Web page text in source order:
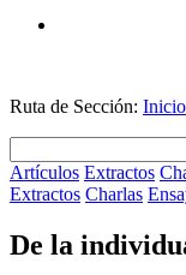
Ruta de Sección: Inicio
Artículos Extractos
Extractos Charlas
De la